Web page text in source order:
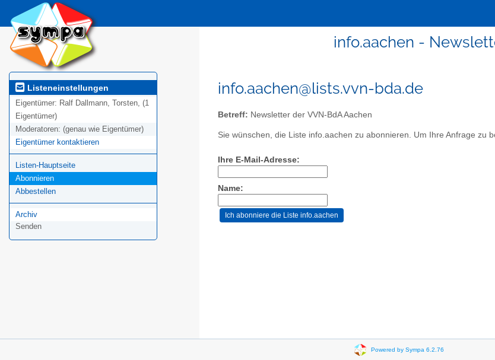
info.aachen -
Listeneinstellungen
Eigentümer: Ralf Dallmann, Torsten, (1
Eigentümer)
Moderatoren: (genau wie Eigentümer)
Eigentümer kontaktieren
Listen-Hauptseite
Abonnieren
Abbestellen
Archiv
Senden
info.aachen@lists.vvn-bda.de
Betreff: Newsletter der VVN-BdA Aachen
Sie wünschen, die Liste info.aachen zu abonnieren. Um Ihre Anfrage zu
Ihre E-Mail-Adresse:
Name:
Powered by Sympa 6.2.76